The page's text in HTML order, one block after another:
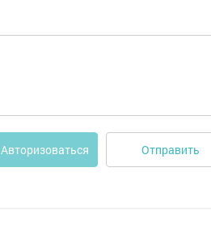
Авторизоваться Отправить